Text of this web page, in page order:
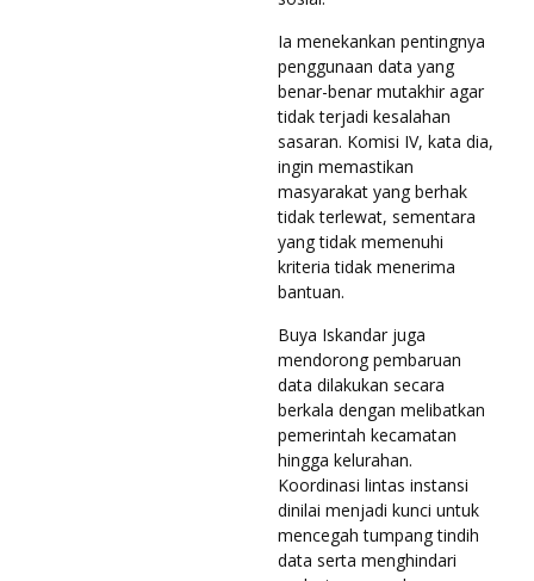
Ia menekankan pentingnya
penggunaan data yang
benar-benar mutakhir agar
tidak terjadi kesalahan
sasaran. Komisi IV, kata dia,
ingin memastikan
masyarakat yang berhak
tidak terlewat, sementara
yang tidak memenuhi
kriteria tidak menerima
bantuan.
Buya Iskandar juga
mendorong pembaruan
data dilakukan secara
berkala dengan melibatkan
pemerintah kecamatan
hingga kelurahan.
Koordinasi lintas instansi
dinilai menjadi kunci untuk
mencegah tumpang tindih
data serta menghindari